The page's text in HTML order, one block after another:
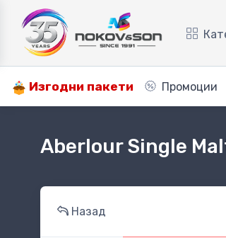
Изгодни пакети Промоции
Aberlour Single
Назад